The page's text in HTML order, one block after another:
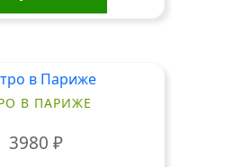
В ПАРИЖЕ
3980₽